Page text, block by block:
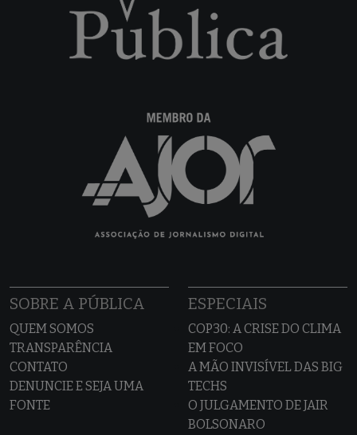
SOBRE A PÚBLICA
QUEM SOMOS
TRANSPARÊNCIA
CONTATO
DENUNCIE E SEJA UMA
FONTE
ESPECIAIS
COP30: A CRISE DO CLIMA
EM FOCO
A MÃO INVISÍVEL DAS BIG
TECHS
O JULGAMENTO DE JAIR
BOLSONARO